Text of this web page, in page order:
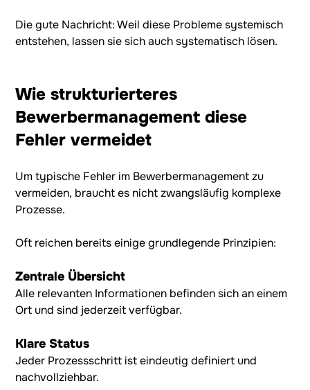
Die gute Nachricht: Weil diese Probleme systemisch
entstehen, lassen sie sich auch systematisch lösen.
Wie strukturierteres
Bewerbermanagement diese
Fehler vermeidet
Um typische Fehler im Bewerbermanagement zu
vermeiden, braucht es nicht zwangsläufig komplexe
Prozesse.
Oft reichen bereits einige grundlegende Prinzipien:
Zentrale Übersicht
Alle relevanten Informationen befinden sich an einem
Ort und sind jederzeit verfügbar.
Klare Status
Jeder Prozessschritt ist eindeutig definiert und
nachvollziehbar.